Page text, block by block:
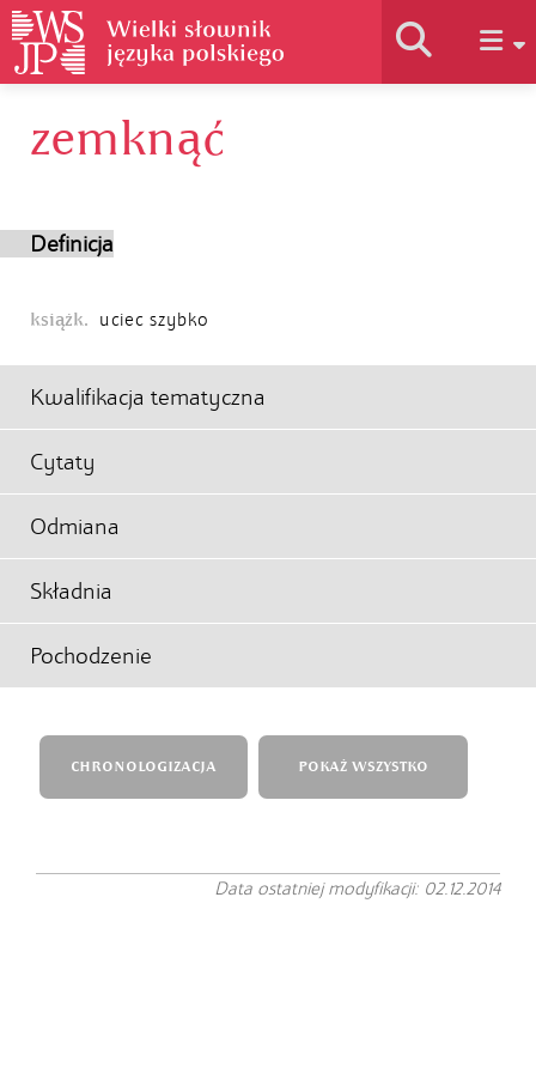
Historia słownika
zemknąć
Definicja
książk. uciec szybko
Kwalifikacja tematyczna
Cytaty
Odmiana
Składnia
Pochodzenie
CHRONOLOGIZACJA POKAŻ WSZYSTKO
Data ostatniej modyfikacji: 02.12.2014